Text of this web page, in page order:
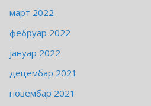
март 2022
фебруар 2022
јануар 2022
децембар 2021
новембар 2021